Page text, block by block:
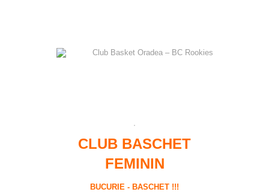
CLUB BASCHET
FEMININ
BUCURIE - BASCHET !!!